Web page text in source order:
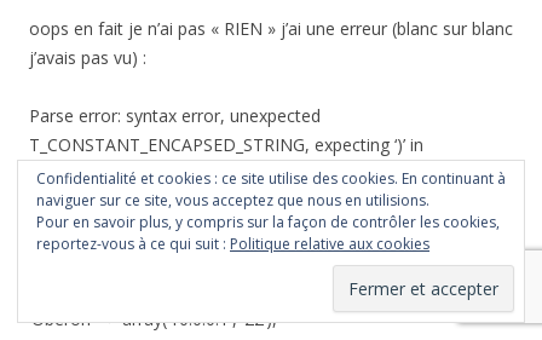
oops en fait je n’ai pas « RIEN » j’ai une erreur (blanc sur blanc
j’avais pas vu) :
Parse error: syntax error, unexpected
T_CONSTANT_ENCAPSED_STRING, expecting ‘)’ in
D:\Apache2.2\htdocs\site\inc.php on line 19
ma ligne 19 du fichier inc.php est
‘Oberon’ => array(‘10.0.0.1′, ’22’),
Confidentialité et cookies : ce site utilise des cookies. En continuant à
naviguer sur ce site, vous acceptez que nous en utilisions.
Pour en savoir plus, y compris sur la façon de contrôler les cookies,
reportez-vous à ce qui suit : Politique relative aux cookies